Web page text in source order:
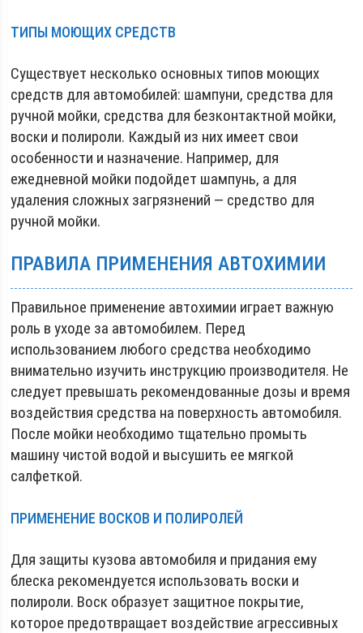
ТИПЫ МОЮЩИХ СРЕДСТВ
Существует несколько основных типов моющих
средств для автомобилей: шампуни, средства для
ручной мойки, средства для безконтактной мойки,
воски и полироли. Каждый из них имеет свои
особенности и назначение. Например, для
ежедневной мойки подойдет шампунь, а для
удаления сложных загрязнений — средство для
ручной мойки.
ПРАВИЛА ПРИМЕНЕНИЯ АВТОХИМИИ
Правильное применение автохимии играет важную
роль в уходе за автомобилем. Перед
использованием любого средства необходимо
внимательно изучить инструкцию производителя. Не
следует превышать рекомендованные дозы и время
воздействия средства на поверхность автомобиля.
После мойки необходимо тщательно промыть
машину чистой водой и высушить ее мягкой
салфеткой.
ПРИМЕНЕНИЕ ВОСКОВ И ПОЛИРОЛЕЙ
Для защиты кузова автомобиля и придания ему
блеска рекомендуется использовать воски и
полироли. Воск образует защитное покрытие,
которое предотвращает воздействие агрессивных